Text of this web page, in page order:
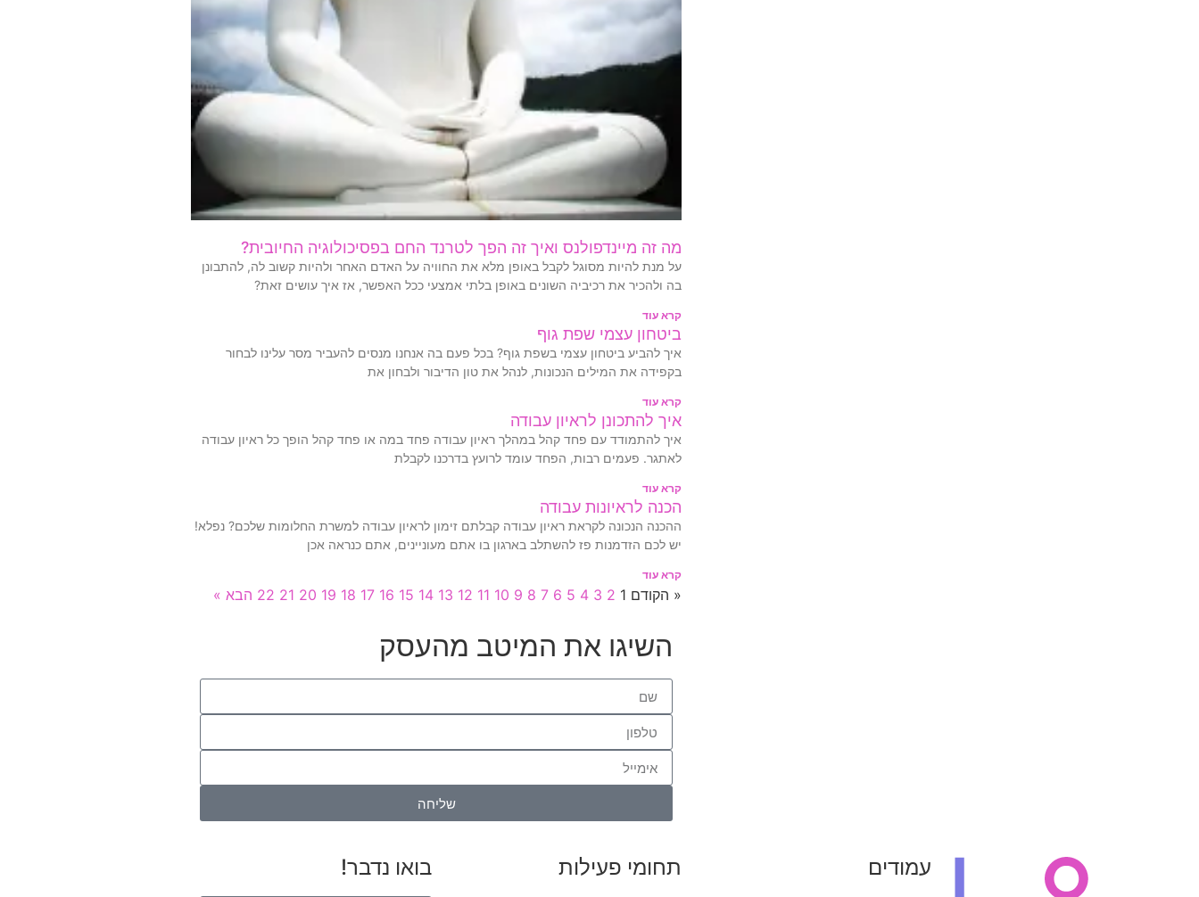
מה זה מיינדפולנס ואיך זה הפך לטרנד החם בפסיכולוגיה החיובית?
על מנת להיות מסוגל לקבל באופן מלא את החוויה על האדם האחר ולהיות קשוב לה, להתבונן
בה ולהכיר את רכיביה השונים באופן בלתי אמצעי ככל האפשר, אז איך עושים זאת?
קרא עוד
ביטחון עצמי שפת גוף
איך להביע ביטחון עצמי בשפת גוף? בכל פעם בה אנחנו מנסים להעביר מסר עלינו לבחור
בקפידה את המילים הנכונות, לנהל את טון הדיבור ולבחון את
קרא עוד
איך להתכונן לראיון עבודה
איך להתמודד עם פחד קהל במהלך ראיון עבודה פחד במה או פחד קהל הופך כל ראיון עבודה
לאתגר. פעמים רבות, הפחד עומד לרועץ בדרכנו לקבלת
קרא עוד
הכנה לראיונות עבודה
ההכנה הנכונה לקראת ראיון עבודה קבלתם זימון לראיון עבודה למשרת החלומות שלכם? נפלא!
יש לכם הזדמנות פז להשתלב בארגון בו אתם מעוניינים, אתם כנראה אכן
קרא עוד
« הקודם 1
2
3
4
5
6
7
8
9
10
11
12
13
14
15
16
17
18
19
20
21
22 הבא »
השיגו את המיטב מהעסק
שליחה
עמודים תחומי פעילות בואו נדבר!